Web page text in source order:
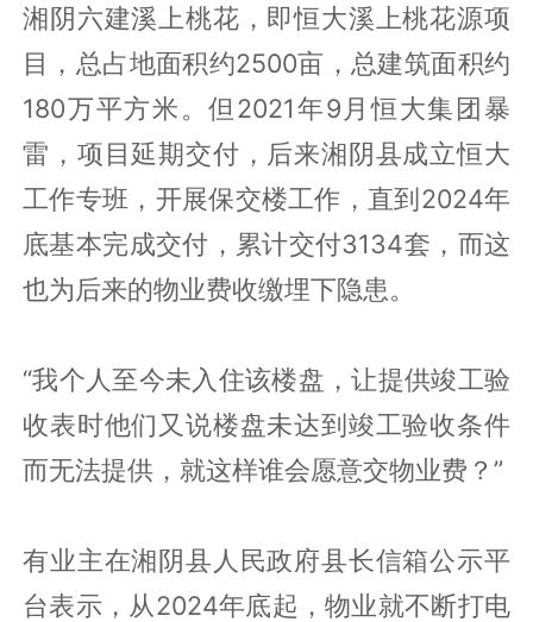
湘阴六建溪上桃花，即恒大溪上桃花源项
目，总占地面积约2500亩，总建筑面积约
180万平方米。但2021年9月恒大集团暴
雷，项目延期交付，后来湘阴县成立恒大
工作专班，开展保交楼工作，直到2024年
底基本完成交付，累计交付3134套，而这
也为后来的物业费收缴埋下隐患。
“我个人至今未入住该楼盘，让提供竣工验
收表时他们又说楼盘未达到竣工验收条件
而无法提供，就这样谁会愿意交物业费？”
有业主在湘阴县人民政府县长信箱公示平
台表示，从2024年底起，物业就不断打电